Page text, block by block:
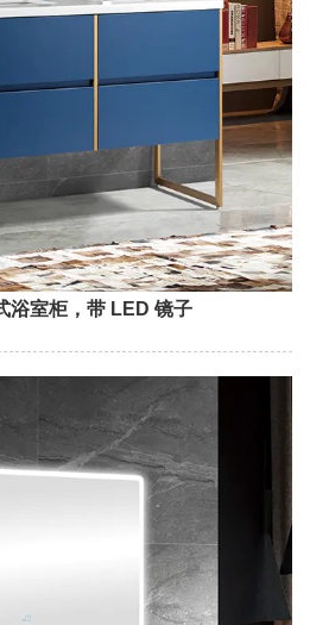
浴室柜，带 LED 镜子